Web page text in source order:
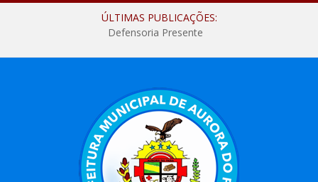
ÚLTIMAS PUBLICAÇÕES:
Defensoria Presente